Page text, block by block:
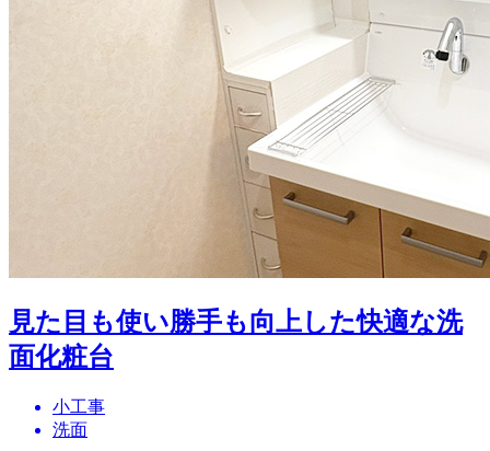
見た目も使い勝手も向上した快適な洗
面化粧台
小工事
洗面